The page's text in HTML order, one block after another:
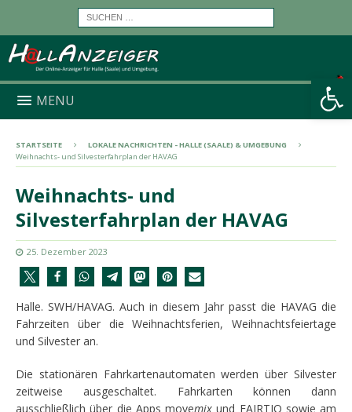
Werkzeugleiste öffnen
MENU
STARTSEITE
LOKALE NACHRICHTEN - HALLE (SAALE) & UMGEBUNG
Weihnachts- und Silvesterfahrplan der HAVAG
Weihnachts- und
Silvesterfahrplan der HAVAG
25. Dezember 2023
Halle. SWH/HAVAG. Auch in diesem Jahr passt die HAVAG die
Fahrzeiten über die Weihnachtsferien, Weihnachtsfeiertage
und Silvester an.
Die stationären Fahrkartenautomaten werden über Silvester
zeitweise ausgeschaltet. Fahrkarten können dann
ausschließlich über die Apps movemix und FAIRTIQ sowie am